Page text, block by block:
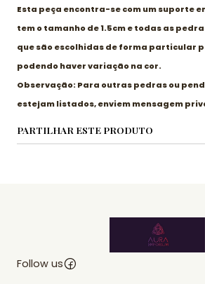
Esta peça encontra-se com um suporte
tem o tamanho de 1.5cm e todas as
que são escolhidas de forma particular
podendo haver variação na cor.
Observação: Para outras pedras ou
estejam listados, enviem mensagem
PARTILHAR ESTE PRODUTO
Follow us